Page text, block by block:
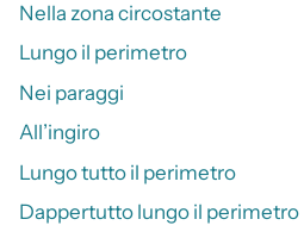
Nella zona circostante
Lungo il perimetro
Nei paraggi
All’ingiro
Lungo tutto il perimetro
Dappertutto lungo il perimetro